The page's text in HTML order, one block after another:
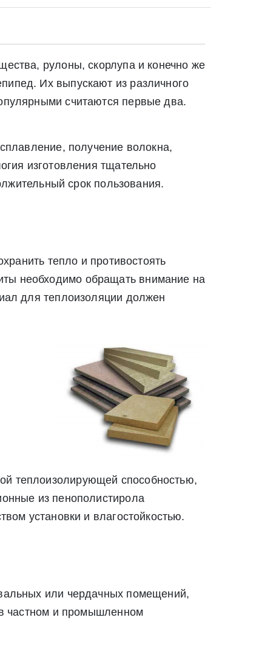
рулоны, скорлупа и конечно же
Их выпускают из различного
считаются первые два.
получение волокна,
изготовления тщательно
срок пользования.
тепло и противостоять
необходимо обращать внимание на
для теплоизоляции должен
теплоизолирующей способностью,
из пенополистирола
установки и влагостойкостью.
или чердачных помещений,
частном и промышленном
со статьей 9 Федерального закона от 27
по средством e-mail или СМС
Федерального закона от 27 июля 2006 г. N 152-ФЗ «О